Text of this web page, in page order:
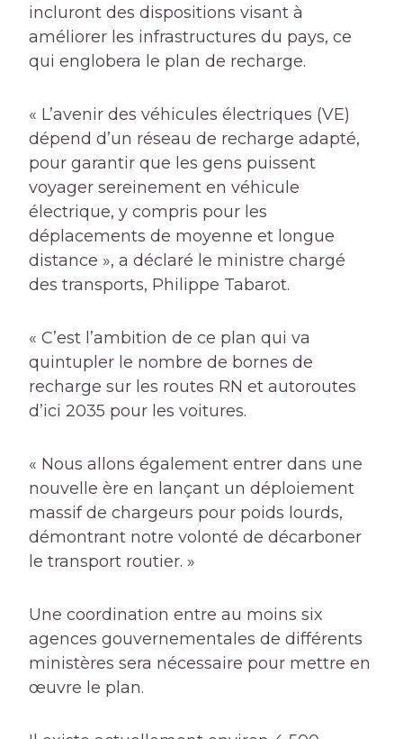
incluront des dispositions visant à
améliorer les infrastructures du pays, ce
qui englobera le plan de recharge.
« L’avenir des véhicules électriques (VE)
dépend d’un réseau de recharge adapté,
pour garantir que les gens puissent
voyager sereinement en véhicule
électrique, y compris pour les
déplacements de moyenne et longue
distance », a déclaré le ministre chargé
des transports, Philippe Tabarot.
« C’est l’ambition de ce plan qui va
quintupler le nombre de bornes de
recharge sur les routes RN et autoroutes
d’ici 2035 pour les voitures.
« Nous allons également entrer dans une
nouvelle ère en lançant un déploiement
massif de chargeurs pour poids lourds,
démontrant notre volonté de décarboner
le transport routier. »
Une coordination entre au moins six
agences gouvernementales de différents
ministères sera nécessaire pour mettre en
œuvre le plan.